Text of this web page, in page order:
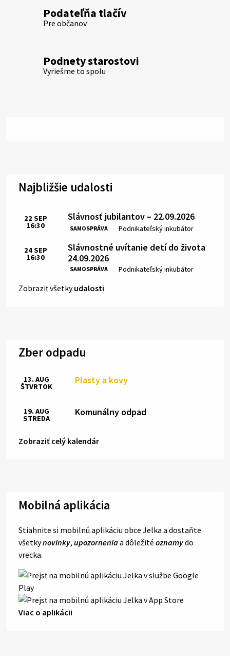
Podateľňa tlačív
Pre občanov
Podnety starostovi
Vyriešme to spolu
Najbližšie udalosti
Slávnosť jubilantov – 22.09.2026
SAMOSPRÁVA Miesto:
Podnikateľský inkubátor
Čas:
22 SEP
16:30
Slávnostné uvítanie detí do života
24.09.2026
SAMOSPRÁVA Miesto:
Podnikateľský inkubátor
Čas:
24SEP
16:30
Zobraziť všetkyudalosti
Zber odpadu
Plasty a kovy
13. AUG
ŠTVRTOK
Komunálny odpad
19. AUG
STREDA
Zobraziť celý kalendár
Mobilná aplikácia
Stiahnite si mobilnú aplikáciu obce Jelka a dostaňte
všetkynovinky, upozorneniaa dôležité oznamydo
vrecka.
Viac o aplikácii